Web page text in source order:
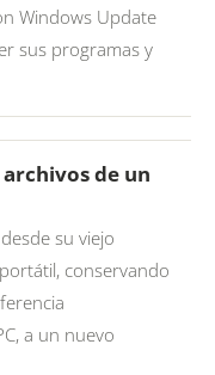
Windows Update
sus programas y
de un
su viejo
conservando
a un nuevo